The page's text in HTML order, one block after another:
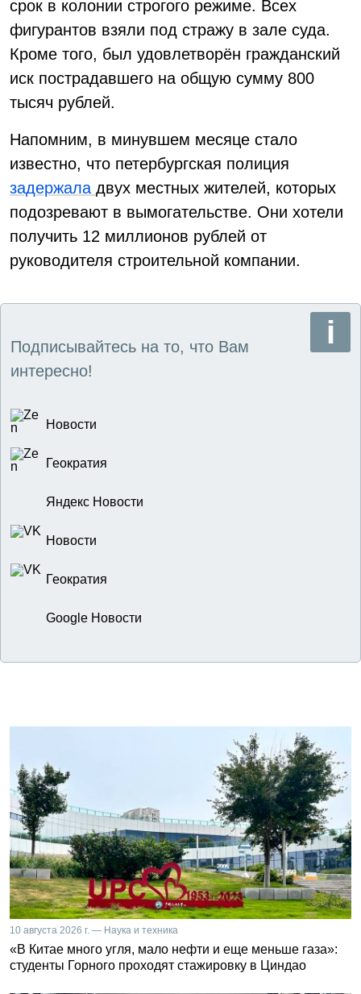
срок в колонии строгого режиме. Всех
фигурантов взяли под стражу в зале суда.
Кроме того, был удовлетворён гражданский
иск пострадавшего на общую сумму 800
тысяч рублей.
Напомним, в минувшем месяце стало
известно, что петербургская полиция
задержала двух местных жителей, которых
подозревают в вымогательстве. Они хотели
получить 12 миллионов рублей от
руководителя строительной компании.
Подписывайтесь на то, что Вам
интересно!
Новости
Геократия
Яндекс Новости
Новости
Геократия
Google Новости
10 августа 2026 г. — Наука и техника
«В Китае много угля, мало нефти и еще меньше газа»:
студенты Горного проходят стажировку в Циндао